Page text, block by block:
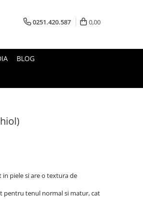
0251.420.587 0,00
BLOG
in piele si are o textura de
pentru tenul normal si matur, cat